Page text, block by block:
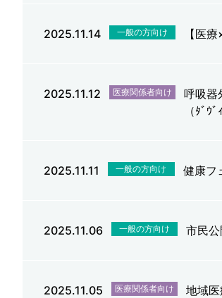
2025.11.14 一般の方向け 【医
2025.11.12 医療関係者向け
呼吸器
（ﾀﾞｳ
2025.11.11 一般の方向け 健康フ
2025.11.06 一般の方向け 市民
2025.11.05 医療関係者向け 地域